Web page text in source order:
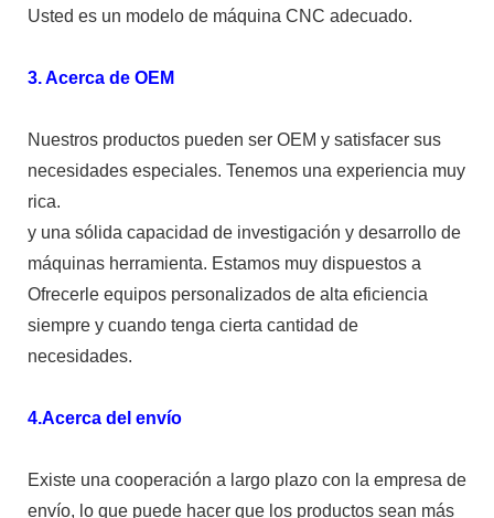
Usted es un modelo de máquina CNC adecuado.
3. Acerca de OEM
Nuestros productos pueden ser OEM y satisfacer sus
necesidades especiales. Tenemos una experiencia muy
rica.
y una sólida capacidad de investigación y desarrollo de
máquinas herramienta. Estamos muy dispuestos a
Ofrecerle equipos personalizados de alta eficiencia
siempre y cuando tenga cierta cantidad de
necesidades.
4.Acerca del envío
Existe una cooperación a largo plazo con la empresa de
envío, lo que puede hacer que los productos sean más